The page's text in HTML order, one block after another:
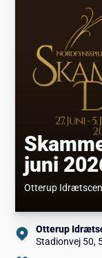
juni
Otterup
Otterup
Stadionvej 50,